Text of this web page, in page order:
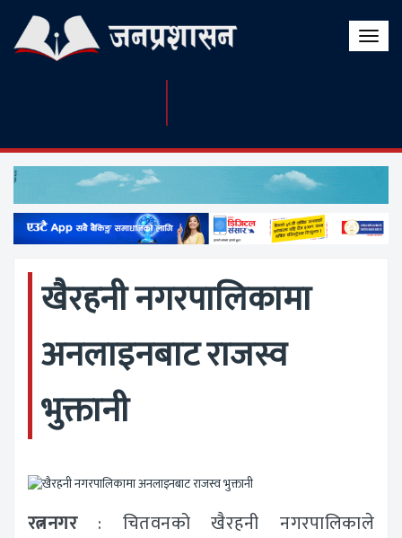
Toggle
खैरहनी नगरपालिकामा
अनलाइनबाट राजस्व
भुक्तानी
रत्ननगर: चितवनको खैरहनी नगरपालिकाले